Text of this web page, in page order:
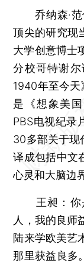
乔纳森·范
顶尖的研究现
大学创意博士
分校哥特谢尔
1940年至今天
是《想象美
PBS电视纪录
30多部关于现
译成包括中文
心灵和大脑边
王昶： 你
人，我的良师
陆来学欧美艺
那里获益良多